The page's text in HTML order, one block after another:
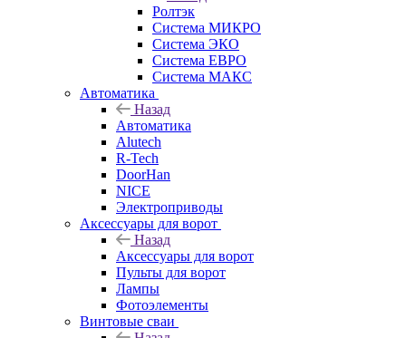
Ролтэк
Система МИКРО
Система ЭКО
Система ЕВРО
Система МАКС
Автоматика
Назад
Автоматика
Alutech
R-Tech
DoorHan
NICE
Электроприводы
Аксессуары для ворот
Назад
Аксессуары для ворот
Пульты для ворот
Лампы
Фотоэлементы
Винтовые сваи